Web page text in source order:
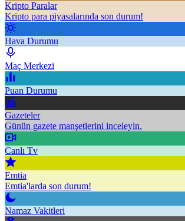
Kripto Paralar
Kripto para piyasalarında son durum!
Hava Durumu
Maç Merkezi
Puan Durumu
Gazeteler
Günün gazete manşetlerini inceleyin.
Canlı Tv
Emtia
Emtia'larda son durum!
Namaz Vakitleri